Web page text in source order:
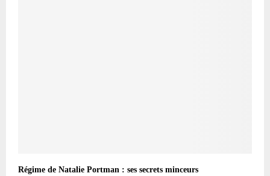
Régime de Natalie Portman : ses secrets minceurs